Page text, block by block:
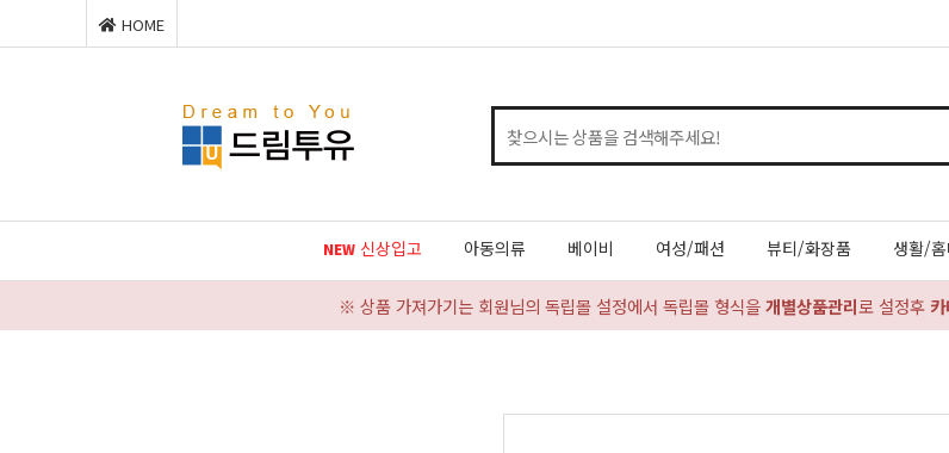
HOME
NEW신상입고 아동의류 베이비 여성/패션 뷰티/화장품 생활/
※ 상품 가져가기는 회원님의 독립몰 설정에서 독립몰 형식을개별상품관리로 설정후